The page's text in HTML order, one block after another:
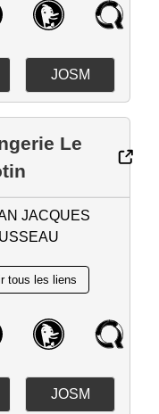
JOSM
Le
JACQUES
JOSM